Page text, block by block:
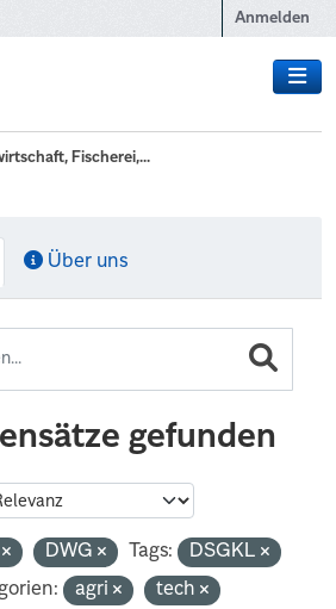
Anmelden
Fischerei,...
Über uns
gefunden
DWG Tags:
DSGKL
agri tech